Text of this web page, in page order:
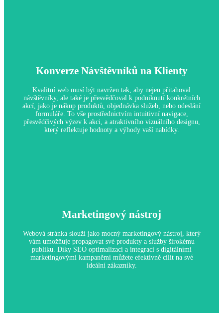
V dnešní digitální době očekávají zákazníci, že seriózní
podniky budou mít online přítomnost, která poskytuje základní
informace o jejich produktech a službách.
Konverze Návštěvníků na Klienty
Kvalitní web musí být navržen tak, aby nejen přitahoval
návštěvníky, ale také je přesvědčoval k podniknutí konkrétních
akcí, jako je nákup produktů, objednávka služeb, nebo odeslání
formuláře. To vše prostřednictvím intuitivní navigace,
přesvědčivých výzev k akci, a atraktivního vizuálního designu,
který reflektuje hodnoty a výhody vaší nabídky.
Proč je to důležité:
příjmy a maximalizuje návratnost investice do online
marketingu. Tím se stává nepostradatelným nástrojem pro růst
vašeho podnikání.
Marketingový nástroj
Webová stránka slouží jako mocný marketingový nástroj, který
vám umožňuje propagovat své produkty a služby širokému
publiku. Díky SEO optimalizaci a integraci s digitálními
marketingovými kampaněmi můžete efektivně cílit na své
ideální zákazníky.